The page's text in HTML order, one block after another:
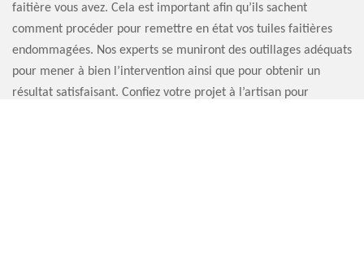
faitière vous avez. Cela est important afin qu’ils sachent
comment procéder pour remettre en état vos tuiles faitières
endommagées. Nos experts se muniront des outillages adéquats
pour mener à bien l’intervention ainsi que pour obtenir un
résultat satisfaisant. Confiez votre projet à l’artisan pour